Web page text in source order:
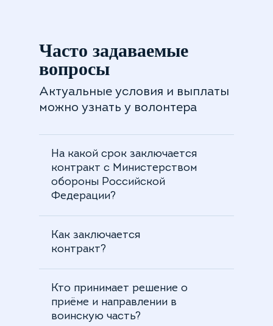
Часто задаваемые
вопросы
Актуальные условия и выплаты
можно узнать у волонтера
На какой срок заключается
контракт с Министерством
обороны Российской
Федерации?
Как заключается
контракт?
Кто принимает решение о
приёме и направлении в
воинскую часть?